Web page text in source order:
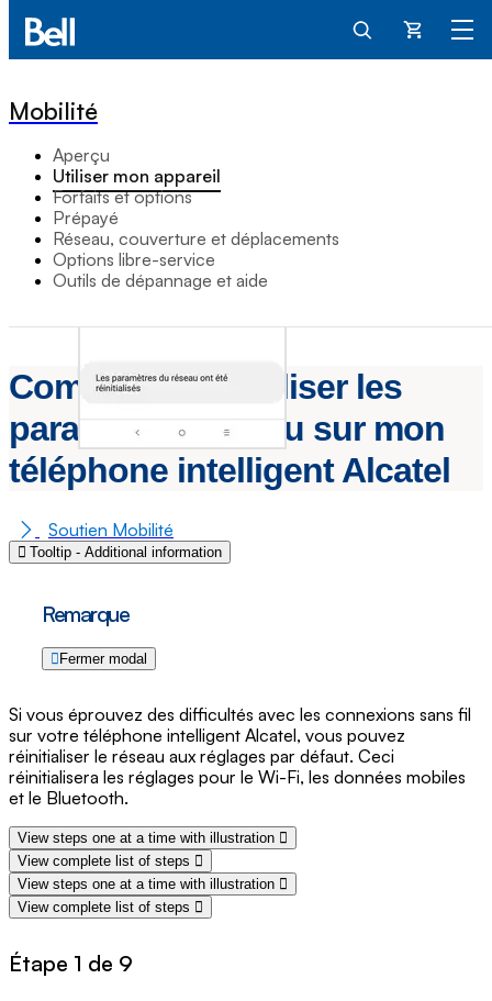
Panier
Mobilité
Aperçu
Utiliser mon appareil
Forfaits et options
Prépayé
Réseau, couverture et déplacements
Options libre-service
Outils de dépannage et aide
Comment réinitialiser les
paramètres réseau sur mon
téléphone intelligent Alcatel
Soutien Mobilité
Tooltip - Additional information
Remarque
Fermer modal
Si vous éprouvez des difficultés avec les connexions sans fil
sur votre téléphone intelligent Alcatel, vous pouvez
réinitialiser le réseau aux réglages par défaut. Ceci
réinitialisera les réglages pour le Wi-Fi, les données mobiles
et le Bluetooth.
View steps one at a time with illustration
View complete list of steps
View steps one at a time with illustration
View complete list of steps
Étape 1 de 9